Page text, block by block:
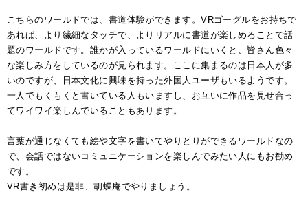
こちらのワールドでは、書道体験ができます。VRゴーグルをお持ちで
あれば、より繊細なタッチで、よりリアルに書道が楽しめることで話
題のワールドです。誰かが入っているワールドにいくと、皆さん色々
な楽しみ方をしているのが見られます。ここに集まるのは日本人が多
いのですが、日本文化に興味を持った外国人ユーザもいるようです。
一人でもくもくと書いている人もいますし、お互いに作品を見せ合っ
てワイワイ楽しんでいることもあります。
言葉が通じなくても絵や文字を書いてやりとりができるワールドなの
で、会話ではないコミュニケーションを楽しんでみたい人にもお勧め
です。
VR書き初めは是非、胡蝶庵でやりましょう。